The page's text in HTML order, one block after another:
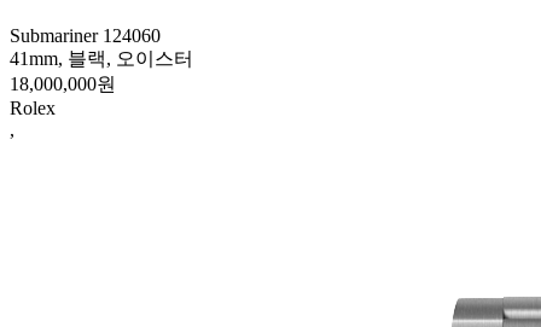
Submariner 124060
41mm, 블랙, 오이스터
18,000,000원
Rolex
,